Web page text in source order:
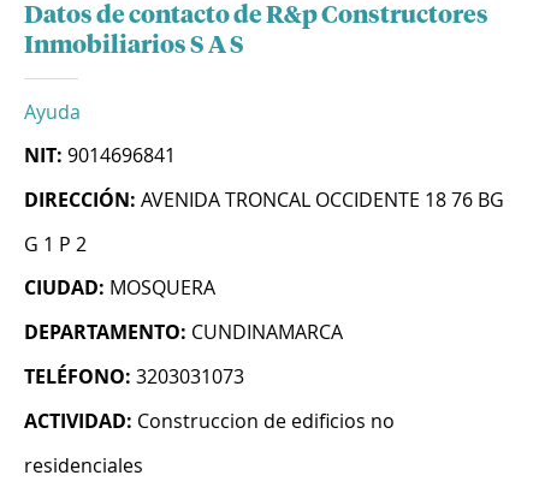
Datos de contacto de R&p Constructores
Inmobiliarios S A S
Ayuda
NIT: 9014696841
DIRECCIÓN: AVENIDA TRONCAL OCCIDENTE 18 76 BG
G 1 P 2
CIUDAD: MOSQUERA
DEPARTAMENTO: CUNDINAMARCA
TELÉFONO: 3203031073
ACTIVIDAD: Construccion de edificios no
residenciales